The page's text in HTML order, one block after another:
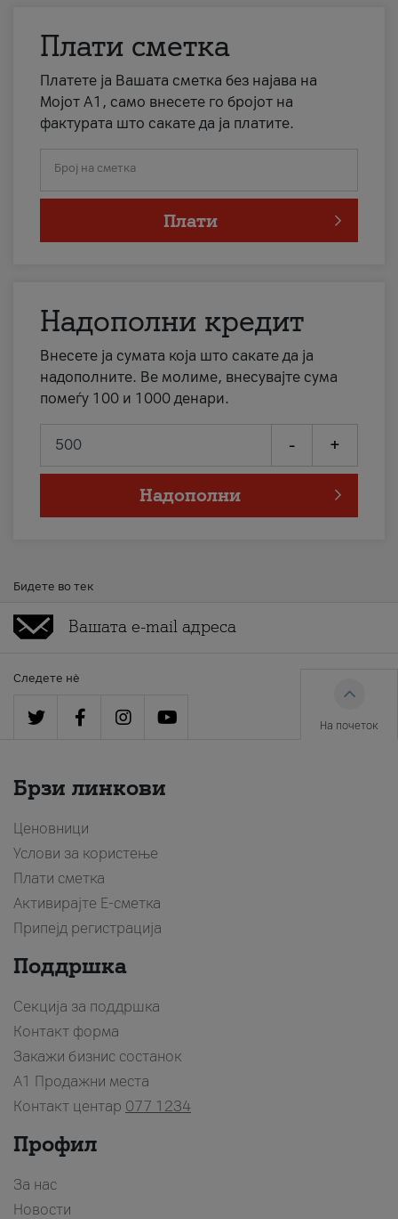
Плати сметка
Платете ја Вашата сметка без најава на
Мојот А1, само внесете го бројот на
фактурата што сакате да ја платите.
Број на сметка
Плати
Надополни кредит
Внесете ја сумата која што сакате да ја
надополните. Ве молиме, внесувајте сума
помеѓу 100 и 1000 денари.
- +
Надополни
Бидете во тек
Следете нè
На почеток
Брзи линкови
Ценовници
Услови за користење
Плати сметка
Активирајте Е-сметка
Припејд регистрација
Поддршка
Секција за поддршка
Контакт форма
Закажи бизнис состанок
A1 Продажни места
Контакт центар 077 1234
Профил
За нас
Новости